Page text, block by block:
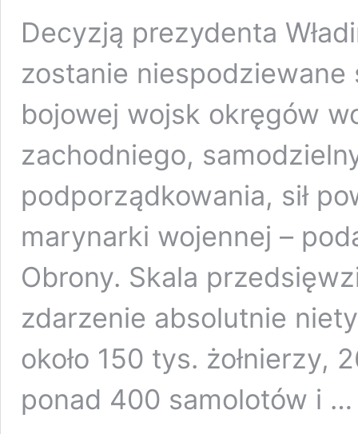
Decyzją prezydenta
zostanie
bojowej wojsk okręgów
zachodniego,
podporządkowania, sił
marynarki wojennej –
Obrony. Skala
zdarzenie absolutnie
około 150 tys. żołnierzy,
ponad 400 samolotów i